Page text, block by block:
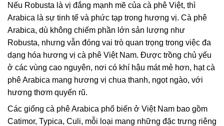
Nếu Robusta là vị đắng mạnh mẽ của cà phê Việt, thì
Arabica là sự tinh tế và phức tạp trong hương vị. Cà phê
Arabica, dù không chiếm phần lớn sản lượng như
Robusta, nhưng vẫn đóng vai trò quan trọng trong việc đa
dạng hóa hương vị cà phê Việt Nam. Được trồng chủ yếu
ở các vùng cao nguyên, nơi có khí hậu mát mẻ hơn, hạt cà
phê Arabica mang hương vị chua thanh, ngọt ngào, với
hương thơm quyến rũ.
Các giống cà phê Arabica phổ biến ở Việt Nam bao gồm
Catimor, Typica, Culi, mỗi loại mang những đặc trưng riêng